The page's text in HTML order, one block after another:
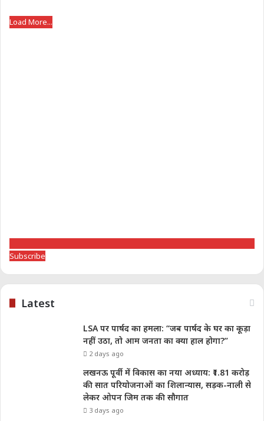
Load More...
Subscribe
Latest
LSA पर पार्षद का हमला: “जब पार्षद के घर का कूड़ा
नहीं उठा, तो आम जनता का क्या हाल होगा?”
2 days ago
लखनऊ पूर्वी में विकास का नया अध्याय: ₹1.81 करोड़
की सात परियोजनाओं का शिलान्यास, सड़क-नाली से
लेकर ओपन जिम तक की सौगात
3 days ago